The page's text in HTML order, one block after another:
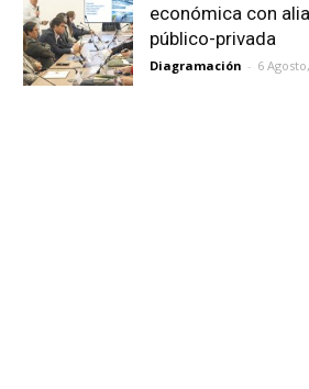
económica con
público-privada
Diagramación - 6